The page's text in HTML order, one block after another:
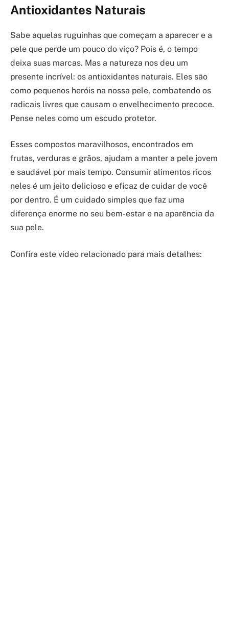
Antioxidantes Naturais
Sabe aquelas ruguinhas que começam a aparecer e a
pele que perde um pouco do viço? Pois é, o tempo
deixa suas marcas. Mas a natureza nos deu um
presente incrível: os antioxidantes naturais. Eles são
como pequenos heróis na nossa pele, combatendo os
radicais livres que causam o envelhecimento precoce.
Pense neles como um escudo protetor.
Esses compostos maravilhosos, encontrados em
frutas, verduras e grãos, ajudam a manter a pele jovem
e saudável por mais tempo. Consumir alimentos ricos
neles é um jeito delicioso e eficaz de cuidar de você
por dentro. É um cuidado simples que faz uma
diferença enorme no seu bem-estar e na aparência da
sua pele.
Confira este vídeo relacionado para mais detalhes: